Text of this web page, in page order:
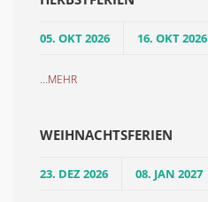
05. OKT 2026 16. OKT 2026
...MEHR
WEIHNACHTSFERIEN
23. DEZ 2026 08. JAN 2027